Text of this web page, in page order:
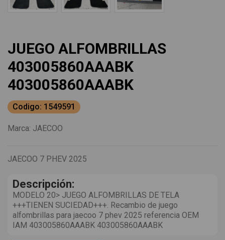
JUEGO ALFOMBRILLAS
403005860AAABK
403005860AAABK
Codigo: 1549591
Marca: JAECOO
JAECOO 7 PHEV 2025
Descripción:
MODELO 20> JUEGO ALFOMBRILLAS DE TELA
+++TIENEN SUCIEDAD+++. Recambio de juego
alfombrillas para jaecoo 7 phev 2025 referencia OEM
IAM 403005860AAABK 403005860AAABK